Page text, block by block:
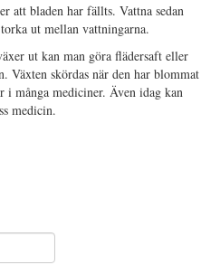
att bladen har fällts. Vattna sedan
ut mellan vattningarna.
ut kan man göra flädersaft eller
Växten skördas när den har blommat
många mediciner. Även idag kan
medicin.